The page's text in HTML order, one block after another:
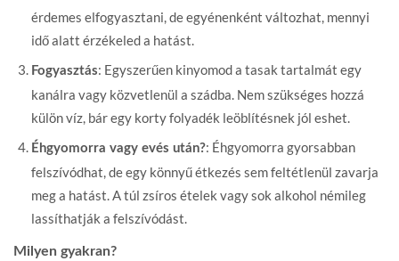
érdemes elfogyasztani, de egyénenként változhat, mennyi
idő alatt érzékeled a hatást.
Fogyasztás: Egyszerűen kinyomod a tasak tartalmát egy
kanálra vagy közvetlenül a szádba. Nem szükséges hozzá
külön víz, bár egy korty folyadék leöblítésnek jól eshet.
Éhgyomorra vagy evés után?: Éhgyomorra gyorsabban
felszívódhat, de egy könnyű étkezés sem feltétlenül zavarja
meg a hatást. A túl zsíros ételek vagy sok alkohol némileg
lassíthatják a felszívódást.
Milyen gyakran?